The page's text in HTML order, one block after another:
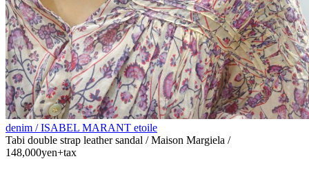
denim / ISABEL MARANT etoile
Tabi double strap leather sandal / Maison Margiela /
148,000yen+tax